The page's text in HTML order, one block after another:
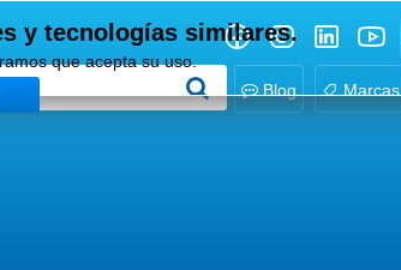
Blog Marcas
y tecnologías similares.
que acepta su uso.